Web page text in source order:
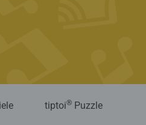
tiptoi® Puzzle